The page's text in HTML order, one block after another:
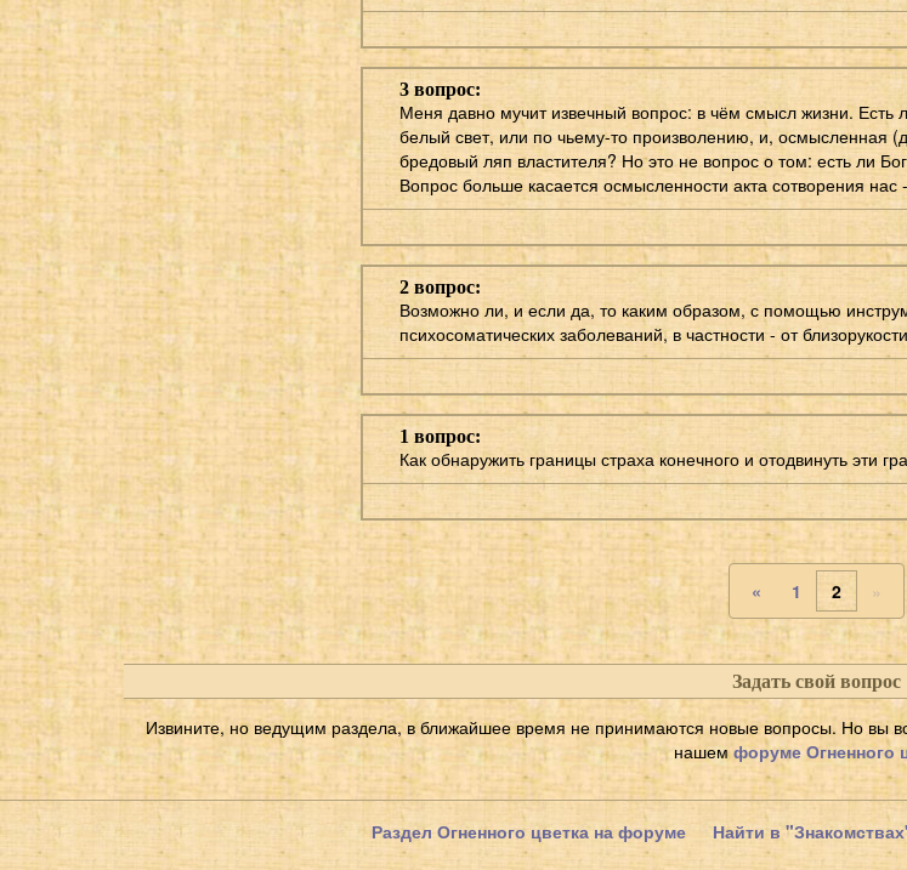
3 вопрос:
Меня давно мучит извечный вопрос: в чём смысл жизни. Есть
белый свет, или по чьему-то произволению, и, осмысленная
бредовый ляп властителя? Но это не вопрос о том: есть ли
Вопрос больше касается осмысленности акта сотворения
2 вопрос:
Возможно ли, и если да, то каким образом, с помощью
психосоматических заболеваний, в частности - от
1 вопрос:
Как обнаружить границы страха конечного и отодвинуть эти
« 1 2 »
Задать свой вопрос
Извините, но ведущим раздела, в ближайшее время не принимаются новые вопросы. Но вы
нашемфоруме Огненного
Раздел Огненного цветка на форуме Найти в